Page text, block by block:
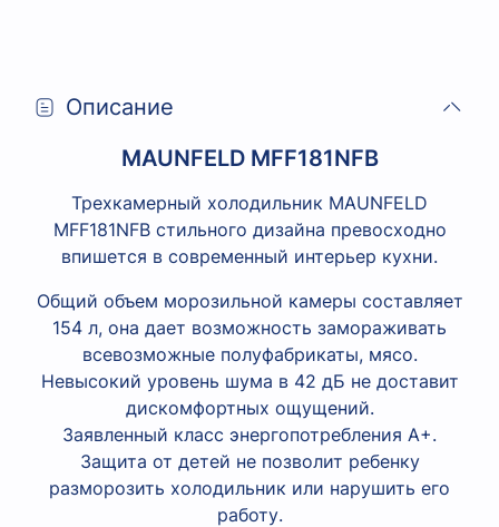
Описание
MAUNFELD MFF181NFB
Трехкамерный холодильник MAUNFELD
MFF181NFB стильного дизайна превосходно
впишется в современный интерьер кухни.
Общий объем морозильной камеры составляет
154 л, она дает возможность замораживать
всевозможные полуфабрикаты, мясо.
Невысокий уровень шума в 42 дБ не доставит
дискомфортных ощущений.
Заявленный класс энергопотребления A+.
Защита от детей не позволит ребенку
разморозить холодильник или нарушить его
работу.